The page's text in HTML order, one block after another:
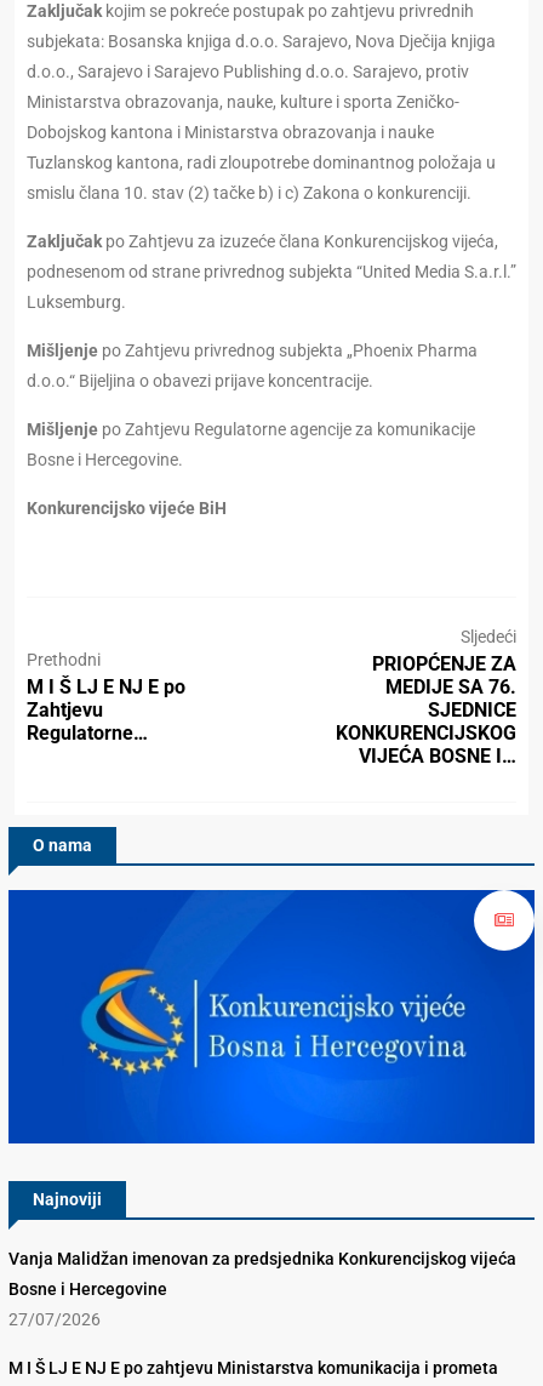
Zaključak kojim se pokreće postupak po zahtjevu privrednih
subjekata: Bosanska knjiga d.o.o. Sarajevo, Nova Dječija knjiga
d.o.o., Sarajevo i Sarajevo Publishing d.o.o. Sarajevo, protiv
Ministarstva obrazovanja, nauke, kulture i sporta Zeničko-
Dobojskog kantona i Ministarstva obrazovanja i nauke
Tuzlanskog kantona, radi zloupotrebe dominantnog položaja u
smislu člana 10. stav (2) tačke b) i c) Zakona o konkurenciji.
Zaključak po Zahtjevu za izuzeće člana Konkurencijskog vijeća,
podnesenom od strane privrednog subjekta “United Media S.a.r.l.”
Luksemburg.
Mišljenje po Zahtjevu privrednog subjekta „Phoenix Pharma
d.o.o.“ Bijeljina o obavezi prijave koncentracije.
Mišljenje po Zahtjevu Regulatorne agencije za komunikacije
Bosne i Hercegovine.
Konkurencijsko vijeće BiH
Prethodni
M I Š LJ E NJ E po
Zahtjevu
Regulatorne…
Sljedeći
PRIOPĆENJE ZA
MEDIJE SA 76.
SJEDNICE
KONKURENCIJSKOG
VIJEĆA BOSNE I…
O nama
Najnoviji
Vanja Malidžan imenovan za predsjednika Konkurencijskog vijeća
Bosne i Hercegovine
27/07/2026
M I Š LJ E NJ E po zahtjevu Ministarstva komunikacija i prometa